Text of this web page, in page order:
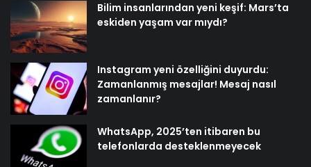
Bilim insanlarından yeni keşif: Mars’ta
eskiden yaşam var mıydı?
Instagram yeni özelliğini duyurdu:
Zamanlanmış mesajlar! Mesaj nasıl
zamanlanır?
WhatsApp, 2025’ten itibaren bu
telefonlarda desteklenmeyecek